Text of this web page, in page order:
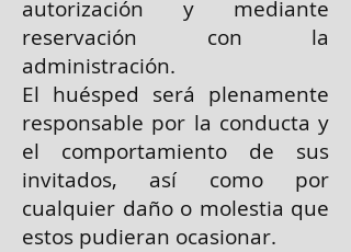
autorización y mediante
reservación con la
administración.
El huésped será plenamente
responsable por la conducta y
el comportamiento de sus
invitados, así como por
cualquier daño o molestia que
estos pudieran ocasionar.